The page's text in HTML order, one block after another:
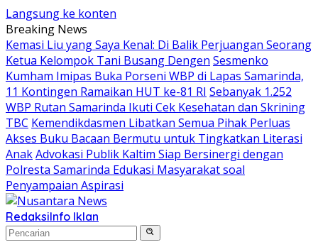
Langsung ke konten
Breaking News
Kemasi Liu yang Saya Kenal: Di Balik Perjuangan Seorang
Ketua Kelompok Tani Busang Dengen Sesmenko
Kumham Imipas Buka Porseni WBP di Lapas Samarinda,
11 Kontingen Ramaikan HUT ke-81 RI Sebanyak 1.252
WBP Rutan Samarinda Ikuti Cek Kesehatan dan Skrining
TBC Kemendikdasmen Libatkan Semua Pihak Perluas
Akses Buku Bacaan Bermutu untuk Tingkatkan Literasi
AnakAdvokasi Publik Kaltim Siap Bersinergi dengan
Polresta Samarinda Edukasi Masyarakat soal
Penyampaian Aspirasi
RedaksiInfo Iklan